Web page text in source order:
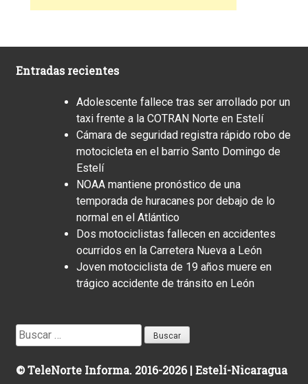
Entradas recientes
Adolescente fallece tras ser arrollado por un
taxi frente a la COTRAN Norte en Estelí
Cámara de seguridad registra rápido robo de
motocicleta en el barrio Santo Domingo de
Estelí
NOAA mantiene pronóstico de una
temporada de huracanes por debajo de lo
normal en el Atlántico
Dos motociclistas fallecen en accidentes
ocurridos en la Carretera Nueva a León
Joven motociclista de 19 años muere en
trágico accidente de tránsito en León
Buscar:
© TeleNorte Informa. 2016-2026 | Estelí-Nicaragua